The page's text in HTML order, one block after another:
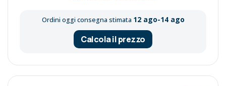
Ordini oggi consegna stimata 12 ago-14 ago
Calcola il prezzo